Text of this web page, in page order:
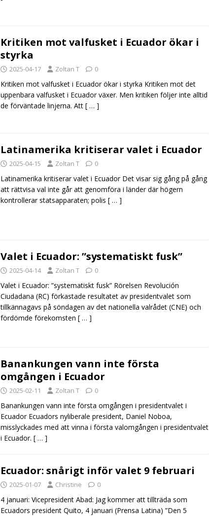
Kritiken mot valfusket i Ecuador ökar i
styrka
2025-04-17 Zoltan T 0
Kritiken mot valfusket i Ecuador ökar i styrka Kritiken mot det
uppenbara valfusket i Ecuador växer. Men kritiken följer inte alltid
de förväntade linjerna. Att [ … ]
Latinamerika kritiserar valet i Ecuador
2025-04-15 Zoltan T 0
Latinamerika kritiserar valet i Ecuador Det visar sig gång på gång
att rättvisa val inte går att genomföra i länder där högern
kontrollerar statsapparaten; polis [ … ]
Valet i Ecuador: ”systematiskt fusk”
2025-04-14 Zoltan T 0
Valet i Ecuador: ”systematiskt fusk” Rörelsen Revolución
Ciudadana (RC) förkastade resultatet av presidentvalet som
tillkännagavs på söndagen av det nationella valrådet (CNE) och
fördömde förekomsten [ … ]
Banankungen vann inte första
omgången i Ecuador
2025-02-11 Zoltan T 0
Banankungen vann inte första omgången i presidentvalet i
Ecuador Ecuadors nyliberale president, Daniel Noboa,
misslyckades med att vinna i första valomgången i presidentvalet
i Ecuador. [ … ]
Ecuador: snårigt inför valet 9 februari
2025-01-07 Christine 0
4 januari: Vicepresident Abad: Jag kommer att tillträda som
Ecuadors president Quito, 4 januari (Prensa Latina) ”Den 5